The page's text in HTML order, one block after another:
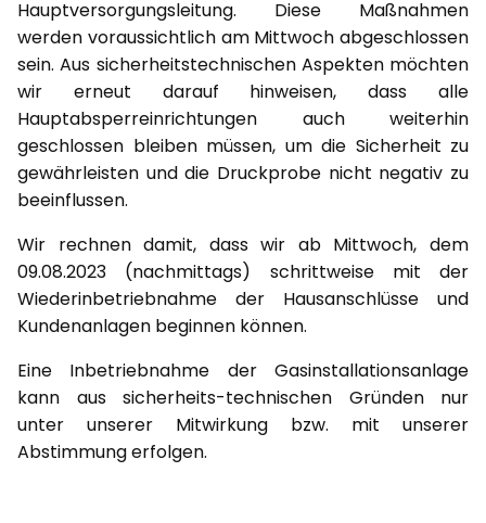
Hauptversorgungsleitung. Diese Maßnahmen
werden voraussichtlich am Mittwoch abgeschlossen
sein. Aus sicherheitstechnischen Aspekten möchten
wir erneut darauf hinweisen, dass alle
Hauptabsperreinrichtungen auch weiterhin
geschlossen bleiben müssen, um die Sicherheit zu
gewährleisten und die Druckprobe nicht negativ zu
beeinflussen.
Wir rechnen damit, dass wir ab Mittwoch, dem
09.08.2023 (nachmittags) schrittweise mit der
Wiederinbetriebnahme der Hausanschlüsse und
Kundenanlagen beginnen können.
Eine Inbetriebnahme der Gasinstallationsanlage
kann aus sicherheits-technischen Gründen nur
unter unserer Mitwirkung bzw. mit unserer
Abstimmung erfolgen.